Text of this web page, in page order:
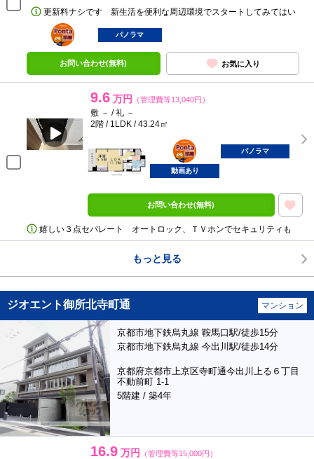
更新料ナシです 新生活を便利な周辺環境でスタートしてみてはい
ポンタ
部屋
パノラマ
お問い合わせ(無料) お気に入り
9.6 万円 （管理費等13,040円）
敷 － / 礼 －
2階 / 1LDK / 43.24㎡
ポンタ
部屋
パノラマ
動画あり
お問い合わせ(無料)
嬉しい３点セパレート オートロック、ＴＶホンでセキュリティも
もっと見る
ジオエント御所北寺町通 マンション
京都市地下鉄烏丸線 鞍馬口駅/徒歩15分
京都市地下鉄烏丸線 今出川駅/徒歩14分
京都府京都市上京区寺町通今出川上る６丁目
不動前町 1-1
5階建 / 築4年
16.9 万円 （管理費等15,000円）